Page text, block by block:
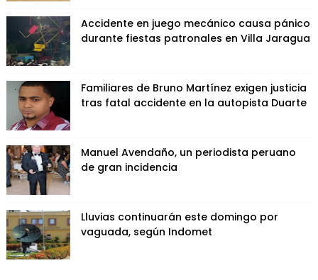
Accidente en juego mecánico causa pánico
durante fiestas patronales en Villa Jaragua
Familiares de Bruno Martínez exigen justicia
tras fatal accidente en la autopista Duarte
Manuel Avendaño, un periodista peruano
de gran incidencia
Lluvias continuarán este domingo por
vaguada, según Indomet